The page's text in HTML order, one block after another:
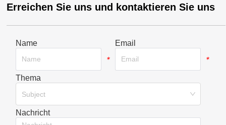
Erreichen Sie uns und kontaktieren Sie uns
Name
*
Email
*
Thema
Subject
Nachricht